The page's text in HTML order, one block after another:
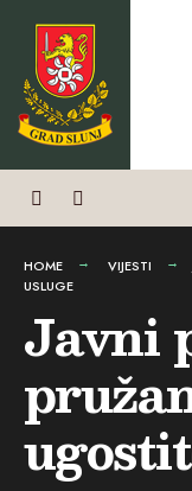
Preskoči
sadržaj
HOME VIJESTI
USLUGE
Javni
for: